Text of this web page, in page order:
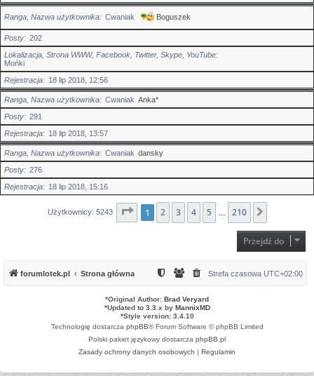
Ranga, Nazwa użytkownika Cwaniak Boguszek
Posty
202
Lokalizacja, Strona WWW, Facebook, Twitter, Skype, YouTube
Mońki
Rejestracja
18 lip 2018, 12:56
Ranga, Nazwa użytkownika Cwaniak Anka*
Posty
291
Rejestracja
18 lip 2018, 13:57
Ranga, Nazwa użytkownika Cwaniak dansky
Posty
276
Rejestracja
18 lip 2018, 15:16
Użytkownicy: 5243 Strona1 z210
1 2 3 4 5 210
Przejdź do
forumlotek.pl Strona główna Strefa czasowa UTC+02:00
*Original Author: Brad Veryard
*Updated to 3.3.x by MannixMD
*Style version: 3.4.10
Technologię dostarcza phpBB® Forum Software © phpBB Limited
Polski pakiet językowy dostarcza phpBB.pl
Zasady ochrony danych osobowych | Regulamin